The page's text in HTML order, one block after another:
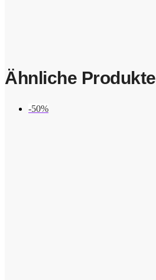
Ähnliche Produkte
-50%